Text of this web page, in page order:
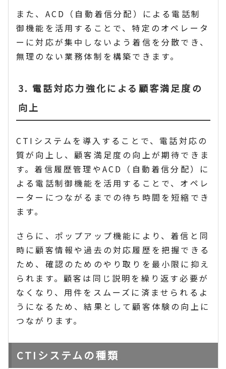
また、ACD（自動着信分配）による電話制
御機能を活用することで、特定のオペレータ
ーに対応が集中しないよう着信を分散でき、
無理のない業務体制を構築できます。
3. 電話対応力強化による顧客満足度の
向上
CTIシステムを導入することで、電話対応の
質が向上し、顧客満足度の向上が期待できま
す。着信履歴管理やACD（自動着信分配）に
よる電話制御機能を活用することで、オペレ
ーターにつながるまでの待ち時間を短縮でき
ます。
さらに、ポップアップ機能により、着信と同
時に顧客情報や過去の対応履歴を把握できる
ため、確認のためのやり取りを最小限に抑え
られます。顧客は同じ説明を繰り返す必要が
なくなり、用件をスムーズに済ませられるよ
うになるため、結果として顧客体験の向上に
つながります。
CTIシステムの種類